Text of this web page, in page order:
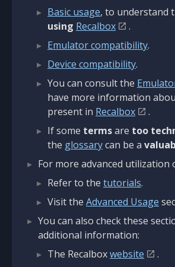
Basic usage, to understand
using Recalbox
.
Emulator compatibility.
Device compatibility.
You can consult the
have more information
present in Recalbox
.
If some termsare too
the glossarycan be a
For more advanced utilization
Refer to the tutorials.
Visit the Advanced Usage
You can also check these
additional information:
The Recalboxwebsite
.